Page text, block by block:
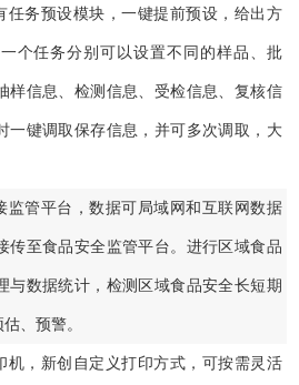
任务预设模块，一键提前预设，给出方
个任务分别可以设置不同的样品、批
样信息、检测信息、受检信息、复核信
一键调取保存信息，并可多次调取，大
监管平台，数据可局域网和互联网数据
传至食品安全监管平台。进行区域食品
与数据统计，检测区域食品安全长短期
、预警。
机，新创自定义打印方式，可按需灵活